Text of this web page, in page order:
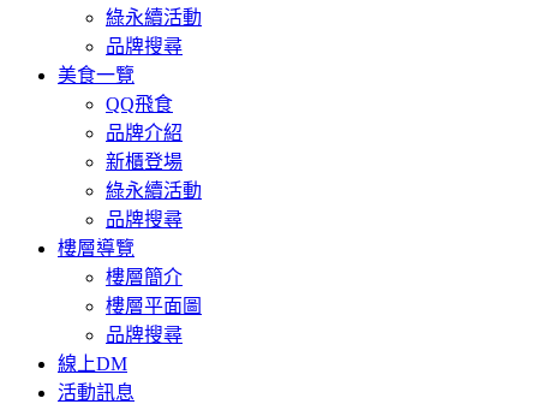
綠永續活動
品牌搜尋
美食一覽
QQ飛食
品牌介紹
新櫃登場
綠永續活動
品牌搜尋
樓層導覽
樓層簡介
樓層平面圖
品牌搜尋
線上DM
活動訊息